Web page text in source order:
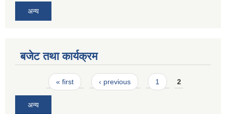
अन्य
बजेट तथा कार्यक्रम
Pages« first ‹ previous 1 2
अन्य